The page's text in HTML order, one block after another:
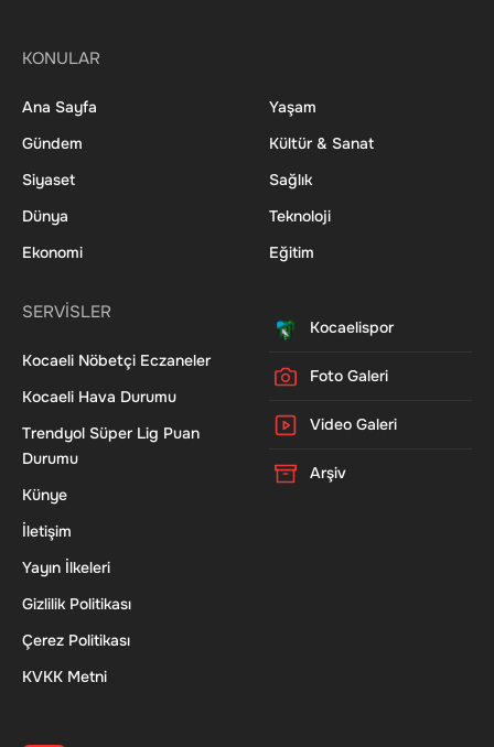
KONULAR
Ana Sayfa
Gündem
Siyaset
Dünya
Ekonomi
Yaşam
Kültür & Sanat
Sağlık
Teknoloji
Eğitim
SERVİSLER
Kocaeli Nöbetçi Eczaneler
Kocaeli Hava Durumu
Trendyol Süper Lig Puan
Durumu
Künye
İletişim
Yayın İlkeleri
Gizlilik Politikası
Çerez Politikası
KVKK Metni
Kocaelispor
Foto Galeri
Video Galeri
Arşiv